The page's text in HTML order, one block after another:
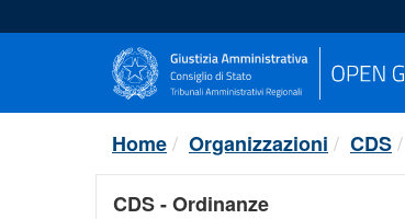
al
Home Organizzazioni CDS
CDS - Ordinanze